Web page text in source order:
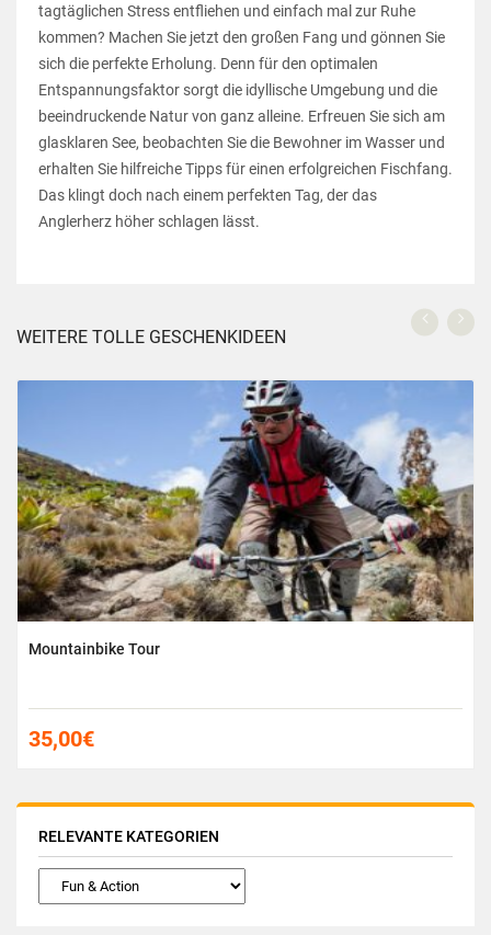
RELEVANTE KATEGORIEN
tagtäglichen Stress entfliehen und einfach mal zur Ruhe
kommen? Machen Sie jetzt den großen Fang und gönnen Sie
sich die perfekte Erholung. Denn für den optimalen
Entspannungsfaktor sorgt die idyllische Umgebung und die
beeindruckende Natur von ganz alleine. Erfreuen Sie sich am
glasklaren See, beobachten Sie die Bewohner im Wasser und
erhalten Sie hilfreiche Tipps für einen erfolgreichen Fischfang.
Das klingt doch nach einem perfekten Tag, der das
Anglerherz höher schlagen lässt.
WEITERE TOLLE GESCHENKIDEEN
Mountainbike Tour
35,00€